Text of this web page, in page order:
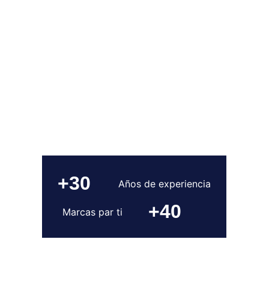
+30
+40
Marcas par ti
Años de experiencia